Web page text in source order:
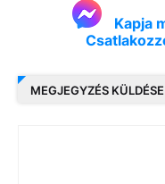
Kapja
MEGJEGYZÉS KÜLDÉSE